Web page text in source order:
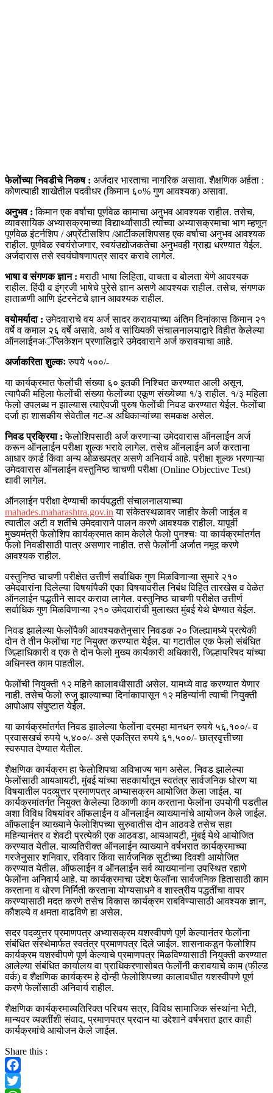
फेलोंच्या निवडीचे निकष : अर्जदार भारताचा नागरिक असावा. शैक्षणिक अर्हता :
कोणत्याही शाखेतील पदवीधर (किमान ६०% गुण आवश्यक) असावा.
अनुभव : किमान एक वर्षाचा पूर्णवेळ कामाचा अनुभव आवश्यक राहील. तसेच,
व्यावसायिक अभ्यासक्रमाच्या विद्यार्थ्यांसाठी त्यांच्या अभ्यासक्रमाचा भाग म्हणून
पूर्णवेळ इंटर्नशिप / अप्रेंटीसशिप /आर्टीकलशिपसह एक वर्षाचा अनुभव आवश्यक
राहील. पूर्णवेळ स्वयंरोजगार, स्वयंउद्योजकतेचा अनुभवही ग्राह्य धरण्यात येईल.
अर्जदारास तसे स्वयंघोषणापत्र सादर करावे लागेल.
भाषा व संगणक ज्ञान : मराठी भाषा लिहिता, वाचता व बोलता येणे आवश्यक
राहील. हिंदी व इंग्रजी भाषेचे पुरेसे ज्ञान असणे आवश्यक राहील. तसेच, संगणक
हाताळणी आणि इंटरनेटचे ज्ञान आवश्यक राहील.
वयोमर्यादा : उमेदवाराचे वय अर्ज सादर करावयाच्या अंतिम दिनांकास किमान २१
वर्षे व कमाल २६ वर्षे असावे. अर्थ व सांख्यिकी संचालनालयाद्वारे विहीत केलेल्या
ऑनलाईनअॅप्लिकेशन प्रणालिद्वारे उमेदवाराने अर्ज करावयाचा आहे.
अर्जाकरिता शुल्कःरुपये ५००/-
या कार्यक्रमात फेलोंची संख्या ६० इतकी निश्चित करण्यात आली असून,
त्यापैकी महिला फेलोंची संख्या फेलोंच्या एकूण संख्येच्या १/३ राहील. १/३ महिला
फेलो उपलब्ध न झाल्यास त्याऐवजी पुरुष फेलोंची निवड करण्यात येईल. फेलोंचा
दर्जा हा शासकीय सेवेतील गट-अ अधिकाऱ्यांच्या समकक्ष असेल.
निवड प्रक्रिया : फेलोशिपसाठी अर्ज करणाऱ्या उमेदवारास ऑनलाईन अर्ज
करून ऑनलाईन परीक्षा शुल्क भरावे लागेल. तसेच ऑनलाईन अर्ज करताना
आधार कार्ड किंवा अन्य ओळखपत्र असणे अनिवार्य आहे. परीक्षा शुल्क भरणाऱ्या
उमेदवारास ऑनलाईन वस्तुनिष्ठ चाचणी परीक्षा (Online Objective Test)
द्यावी लागेल.
ऑनलाईन परीक्षा देण्याची कार्यपद्धती संचालनालयाच्या
mahades.maharashtra.gov.in या संकेतस्थळावर जाहीर केली जाईल व
त्यातील अटी व शर्तीचे उमेदवाराने पालन करणे आवश्यक राहील. यापूर्वी
मुख्यमंत्री फेलोशिप कार्यक्रमात काम केलेले फेलो पुनश्चः या कार्यक्रमांतर्गत
फेलो निवडीसाठी पात्र असणार नाहीत. तसे फेलोंनी अर्जात नमूद करणे
आवश्यक राहील.
वस्तुनिष्ठ चाचणी परीक्षेत उत्तीर्ण सर्वाधिक गुण मिळविणाऱ्या सुमारे २१०
उमेदवारांना दिलेल्या विषयांपैकी एका विषयावरील निबंध विहित तारखेस व वेळेत
ऑनलाईन पद्धतीने सादर करावा लागेल. वस्तुनिष्ठ चाचणी परीक्षेत उत्तीर्ण
सर्वाधिक गुण मिळविणाऱ्या २१० उमेदवारांची मुलाखत मुंबई येथे घेण्यात येईल.
निवड झालेल्या फेलोंपैकी आवश्यकतेनुसार निवडक २० जिल्ह्यामध्ये प्रत्येकी
दोन ते तीन फेलोंचा गट नियुक्त करण्यात येईल. या गटातील एक फेलो संबंधित
जिल्हाधिकारी व एक ते दोन फेलो मुख्य कार्यकारी अधिकारी, जिल्हापरिषद यांच्या
अधिनस्त काम पाहतील.
फेलोंची नियुक्ती १२ महिने कालावधीसाठी असेल. यामध्ये वाढ करण्यात येणार
नाही. तसेच फेलो रुजु झाल्याच्या दिनांकापासून १२ महिन्यांनी त्याची नियुक्ती
आपोआप संपुष्टात येईल.
या कार्यक्रमांतर्गत निवड झालेल्या फेलोंना दरमहा मानधन रुपये ५६,१००/- व
प्रवासखर्च रुपये ५,४००/- असे एकत्रित रुपये ६१,५००/- छात्रवृत्तीच्या
स्वरुपात देण्यात येतील.
शैक्षणिक कार्यक्रम हा फेलोशिपचा अविभाज्य भाग असेल. निवड झालेल्या
फेलोंसाठी आयआयटी, मुंबई यांच्या सहकार्यातून स्वतंत्र सार्वजनिक धोरण या
विषयातील पदव्युत्तर प्रमाणपत्र अभ्यासक्रम आयोजित केला जाईल. या
कार्यक्रमांतर्गत नियुक्त केलेल्या ठिकाणी काम करताना फेलोंना उपयोगी पडतील
अशा विविध विषयांवर ऑफलाईन व ऑनलाईन व्याख्यानांचे आयोजन केले जाईल.
ऑफलाईन व्याख्याने फेलोशिपच्या सुरुवातीस दोन आठवडे तसेच सहा
महिन्यानंतर व शेवटी प्रत्येकी एक आठवडा, आयआयटी, मुंबई येथे आयोजित
करण्यात येतील. याव्यतिरीक्त ऑनलाईन व्याख्याने वर्षभरात कार्यक्रमाच्या
गरजेनुसार शनिवार, रविवार किंवा सार्वजनिक सुटीच्या दिवशी आयोजित
करण्यात येतील. ऑफलाईन व ऑनलाईन सर्व व्याख्यानांना उपस्थित रहाणे
फेलोंना अनिवार्य आहे. या कार्यक्रमाचा उद्देश फेलॉना सार्वजनिक हितासाठी काम
करताना व धोरण निर्मिती करताना योग्यसाधने व शास्त्रीय पद्धतींचा वापर
करण्यासाठी मदत करणे तसेच विकास कार्यक्रम राबविण्यासाठी आवश्यक ज्ञान,
कौशल्ये व क्षमता वाढविणे हा असेल.
सदर पदव्युत्तर प्रमाणपत्र अभ्यासक्रम यशस्वीपणे पूर्ण केल्यानंतर फेलोंना
संबंधित संस्थेमार्फत स्वतंत्र प्रमाणपत्र दिले जाईल. शासनाकडून फेलोशिप
कार्यक्रम यशस्वीपणे पूर्ण केल्याचे प्रमाणपत्र मिळविण्यासाठी नियुक्ती करण्यात
आलेल्या संबंधित कार्यालय वा प्राधिकरणासोबत फेलोंनी करावयाचे काम (फील्ड
वर्क) व शैक्षणिक कार्यक्रम हे दोन्ही फेलोशिपच्या कालावधीत यशस्वीपणे पूर्ण
करणे फेलोंसाठी अनिवार्य राहील.
शैक्षणिक कार्यक्रमाव्यतिरिक्त परिचय सत्र, विविध सामाजिक संस्थांना भेटी,
मान्यवर व्यक्तींशी संवाद, प्रमाणपत्र प्रदान या उद्देशाने वर्षभरात इतर काही
कार्यक्रमांचे आयोजन केले जाईल.
Share this :
Facebook